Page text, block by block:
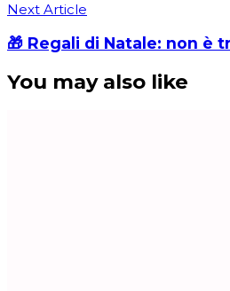
Next Article
🎁 Regali di Natale: non è
You may also like